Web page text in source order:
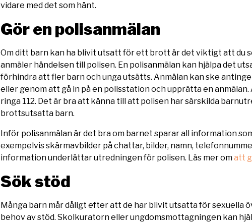
vidare med det som hänt.
Gör en polisanmälan
Om ditt barn kan ha blivit utsatt för ett brott är det viktigt att du
anmäler händelsen till polisen. En polisanmälan kan hjälpa det
förhindra att fler barn och unga utsätts. Anmälan kan ske
eller genom att gå in på en polisstation och upprätta en
ringa 112. Det är bra att känna till att polisen har särskilda
brottsutsatta barn.
Inför polisanmälan är det bra om barnet sparar all information
exempelvis skärmavbilder på chattar, bilder, namn,
information underlättar utredningen för polisen. Läs mer omatt
Sök stöd
Många barn mår dåligt efter att de har blivit utsatta för sexuella
behov av stöd. Skolkuratorn eller ungdomsmottagningen kan